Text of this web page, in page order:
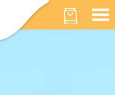
Votre panier est vide